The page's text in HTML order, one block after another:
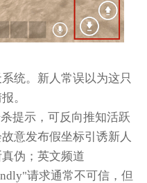
统。新人常误以为这只
。
提示，可反向推知活跃
意发布假坐标引诱新人
伪；英文频道
请求通常不可信，但